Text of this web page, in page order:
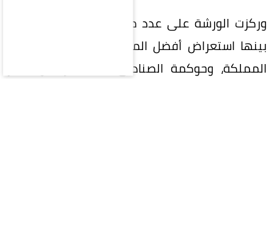
وركزت الورشة على عدد من المحاور الرئيسية، من
بينها استعراض أفضل الممارسات الاستثمارية في
المملكة، وحوكمة الصناديق الاستثمارية ومعايير